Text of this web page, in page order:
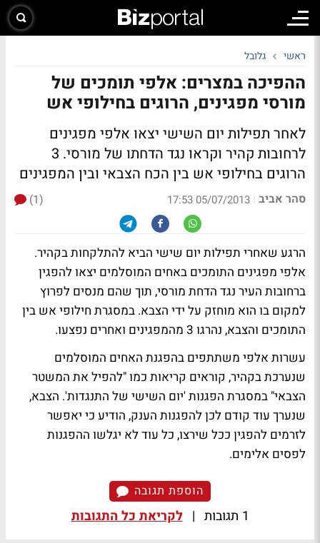
ראשי גלובל
ההפיכה במצרים: אלפי תומכים של
מורסי מפגינים, הרוגים בחילופי אש
לאחר תפילות יום השישי יצאו אלפי מפגינים
לרחובות קהיר וקראו נגד הדחתו של מורסי. 3
הרוגים בחילופי אש בין הכח הצבאי ובין המפגינים
סהר אביב |
05/07/2013 17:53
(1)
הרגע שאחרי תפילות יום שישי הביא להתלקחות בקהיר.
אלפי מפגינים התומכים באחים המוסלמים יצאו להפגין
ברחובות העיר נגד הדחת מורסי, תוך שהם מנסים לפרוץ
למקום בו הוא מוחזק על ידי הצבא. במסגרת חילופי אש בין
התומכים והצבא, נהרגו 3 מהמפגינים ואחרים נפצעו.
עשרות אלפי משתתפים בהפגנת האחים המוסלמים
שנערכת בקהיר, קוראים קריאות כמו "להפיל את המשטר
הצבאי" במסגרת הפגנות 'יום השישי של התנגדות'. הצבא,
שנערך עוד קודם לכן להפגנות הענק, הודיע כי יאפשר
לזרמים להפגין ככל שירצו, כל עוד לא יגלשו ההפגנות
לפסים אלימים.
הוספת תגובה
1 תגובות | לקריאת כל התגובות